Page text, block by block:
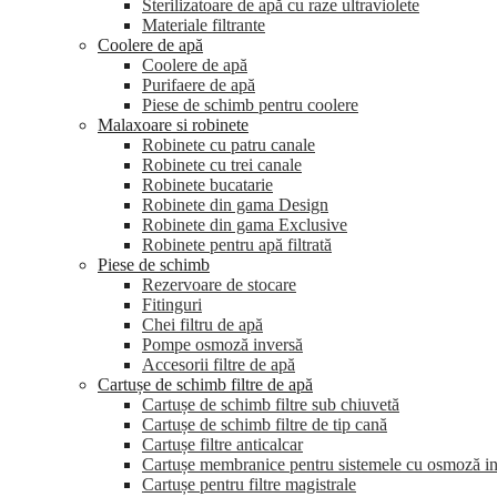
Sterilizatoare de apă cu raze ultraviolete
Materiale filtrante
Coolere de apă
Сoolere de apă
Purifaere de apă
Piese de schimb pentru coolere
Malaxoare si robinete
Robinete cu patru canale
Robinete cu trei canale
Robinete bucatarie
Robinete din gama Design
Robinete din gama Exclusive
Robinete pentru apă filtrată
Piese de schimb
Rezervoare de stocare
Fitinguri
Chei filtru de apă
Pompe osmoză inversă
Accesorii filtre de apă
Cartușe de schimb filtre de apă
Cartușe de schimb filtre sub chiuvetă
Cartușe de schimb filtre de tip cană
Cartușe filtre anticalcar
Cartușe membranice pentru sistemele cu osmoză
Cartușe pentru filtre magistrale